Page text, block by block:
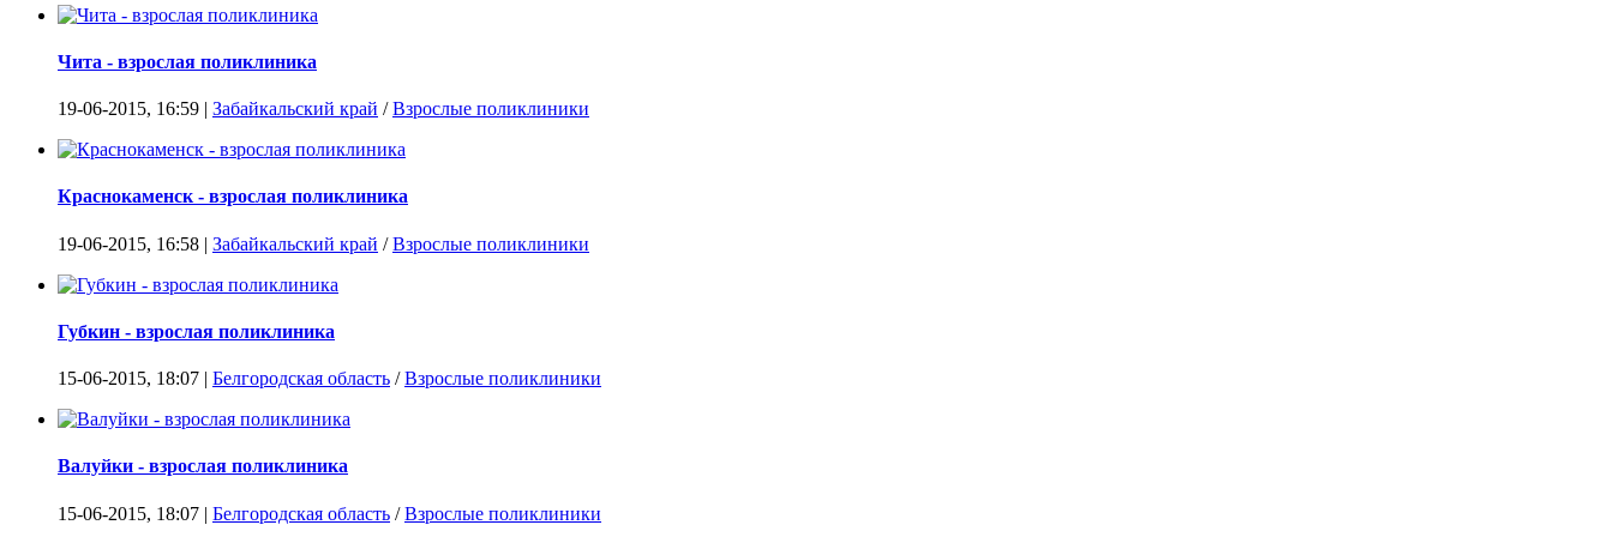
Чита - взрослая поликлиника
19-06-2015, 16:59 | Забайкальский край /Взрослые поликлиники
Краснокаменск - взрослая поликлиника
19-06-2015, 16:58 | Забайкальский край /Взрослые поликлиники
Губкин - взрослая поликлиника
15-06-2015, 18:07 | Белгородская область /Взрослые поликлиники
Валуйки - взрослая поликлиника
15-06-2015, 18:07 | Белгородская область /Взрослые поликлиники